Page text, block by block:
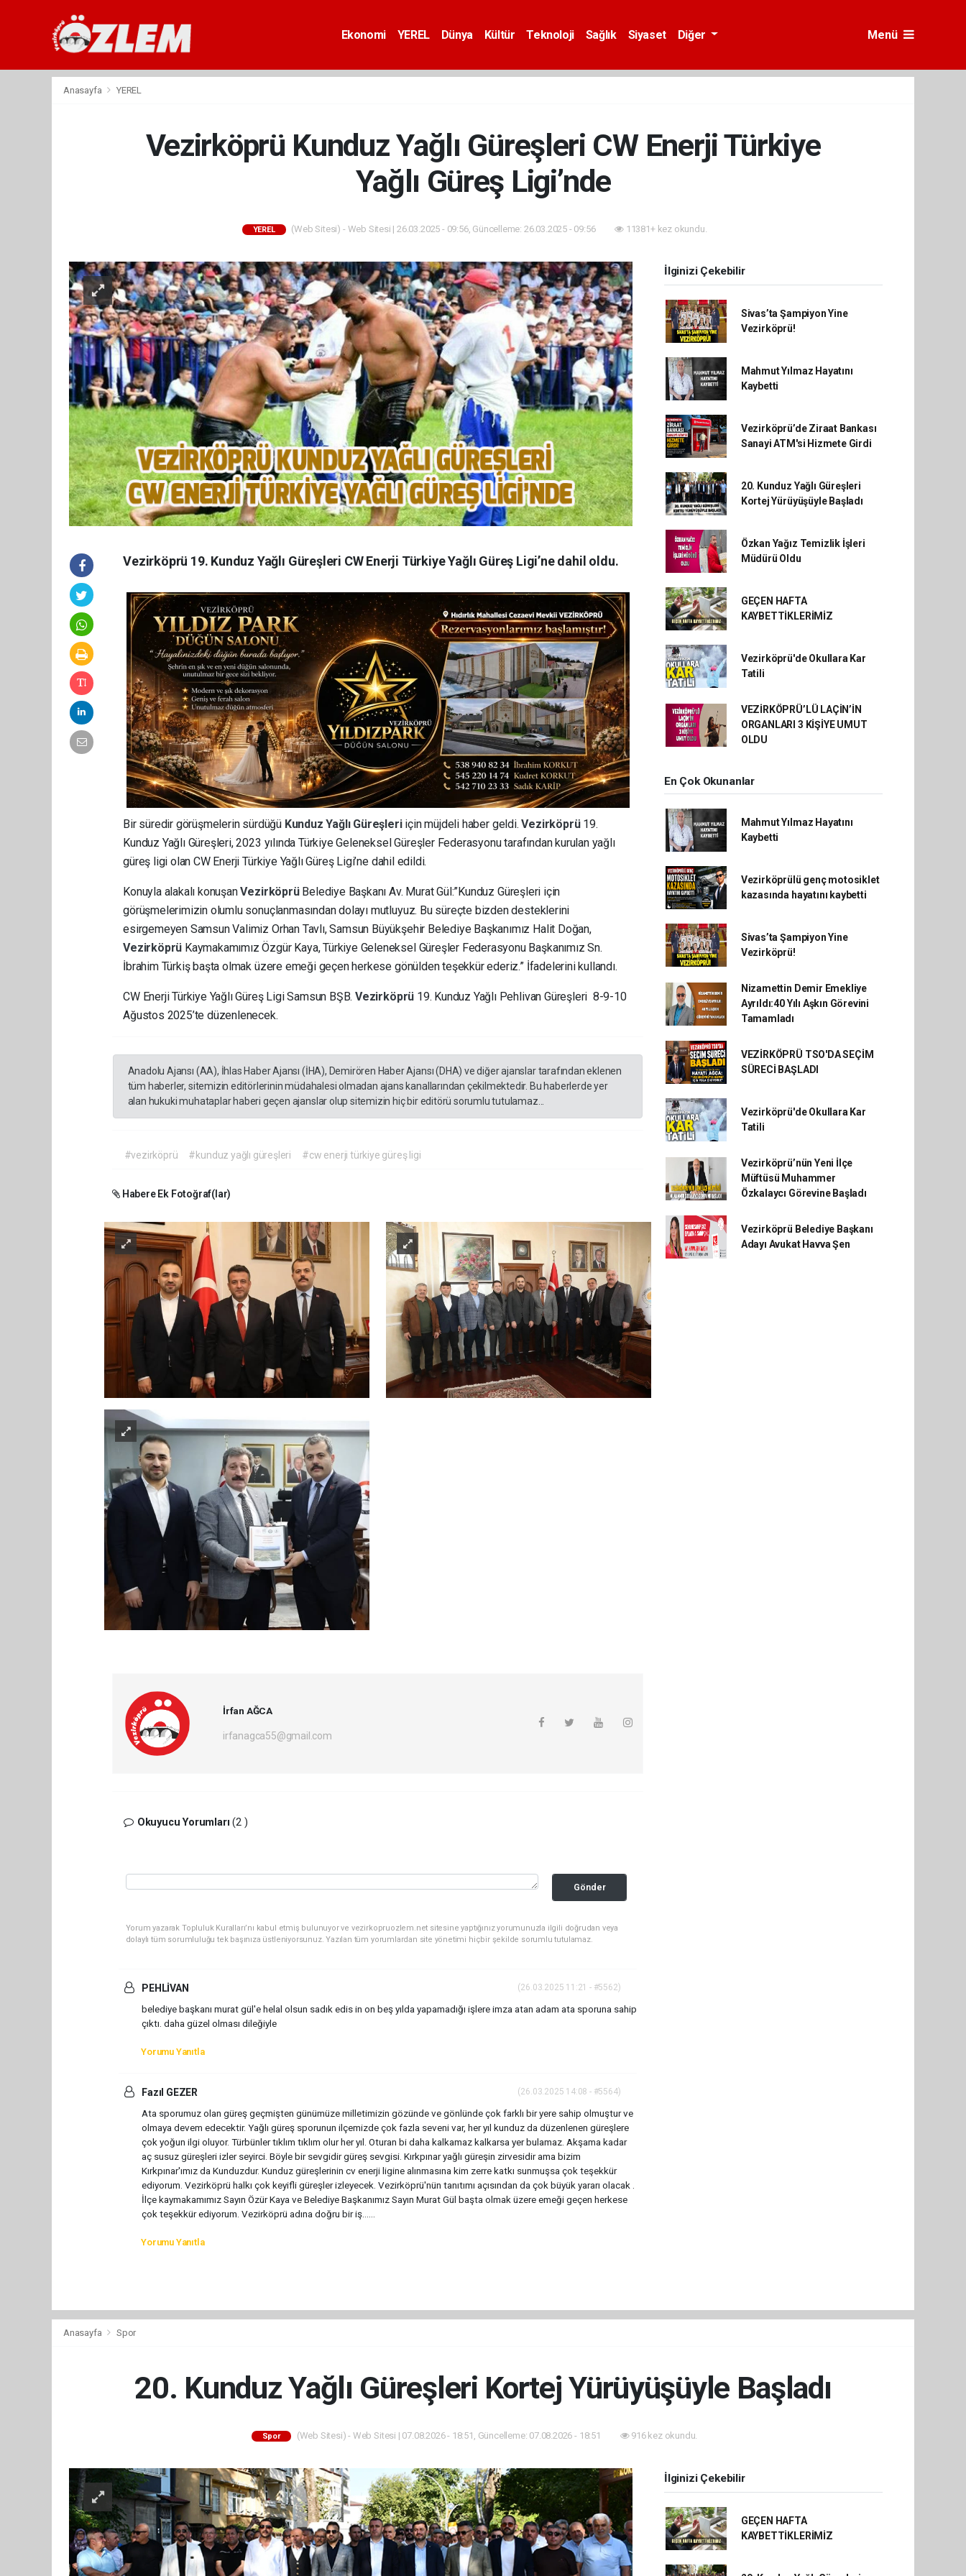
Ekonomi YEREL Dünya Kültür Teknoloji Sağlık Siyaset Diğer Menü
Anasayfa YEREL
Vezirköprü Kunduz Yağlı Güreşleri CW Enerji Türkiye
Yağlı Güreş Ligi’nde
YEREL (Web Sitesi) - Web Sitesi | 26.03.2025 - 09:56, Güncelleme: 26.03.2025 - 09:56 11381+ kez okundu.
Vezirköprü 19. Kunduz Yağlı Güreşleri CW Enerji Türkiye Yağlı Güreş Ligi’ne dahil oldu.
Bir süredir görüşmelerin sürdüğü Kunduz Yağlı Güreşleri için müjdeli haber geldi.Vezirköprü 19.
Kunduz Yağlı Güreşleri, 2023 yılında Türkiye Geleneksel Güreşler Federasyonu tarafından kurulan yağlı
güreş ligi olan CW Enerji Türkiye Yağlı Güreş Ligi’ne dahil edildi.
Konuyla alakalı konuşanVezirköprü Belediye Başkanı Av. Murat Gül:”Kunduz Güreşleri için
görüşmelerimizin olumlu sonuçlanmasından dolayı mutluyuz. Bu süreçte bizden desteklerini
esirgemeyen Samsun Valimiz Orhan Tavlı, Samsun Büyükşehir Belediye Başkanımız Halit Doğan,
Vezirköprü Kaymakamımız Özgür Kaya, Türkiye Geleneksel Güreşler Federasyonu Başkanımız Sn.
İbrahim Türkiş başta olmak üzere emeği geçen herkese gönülden teşekkür ederiz.” İfadelerini kullandı.
CW Enerji Türkiye Yağlı Güreş Ligi Samsun BŞB.Vezirköprü 19. Kunduz Yağlı Pehlivan Güreşleri 8-9-10
Ağustos 2025’te düzenlenecek.
Anadolu Ajansı (AA), İhlas Haber Ajansı (İHA), Demirören Haber Ajansı (DHA) ve diğer ajanslar tarafından eklenen
tüm haberler, sitemizin editörlerinin müdahalesi olmadan ajans kanallarından çekilmektedir. Bu haberlerde yer
alan hukuki muhataplar haberi geçen ajanslar olup sitemizin hiç bir editörü sorumlu tutulamaz...
#vezirköprü #kunduz yağlı güreşleri #cw enerji türkiye güreş ligi
Habere Ek Fotoğraf(lar)
İrfan AĞCA
irfanagca55@gmail.com
Okuyucu Yorumları(2 )
Gönder
Yorum yazarak Topluluk Kuralları’nı kabul etmiş bulunuyor ve vezirkopruozlem.net sitesine yaptığınız yorumunuzla ilgili doğrudan veya
dolaylı tüm sorumluluğu tek başınıza üstleniyorsunuz. Yazılan tüm yorumlardan site yönetimi hiçbir şekilde sorumlu tutulamaz.
PEHLİVAN (26.03.2025 11:21 - #5562)
belediye başkanı murat gül'e helal olsun sadık edis in on beş yılda yapamadığı işlere imza atan adam ata sporuna sahip
çıktı. daha güzel olması dileğiyle
Yorumu Yanıtla
Fazıl GEZER (26.03.2025 14:08 - #5564)
Ata sporumuz olan güreş geçmişten günümüze milletimizin gözünde ve gönlünde çok farklı bir yere sahip olmuştur ve
olmaya devem edecektir. Yağlı güreş sporunun ilçemizde çok fazla seveni var, her yıl kunduz da düzenlenen güreşlere
çok yoğun ilgi oluyor. Türbünler tıklım tıklım olur her yıl. Oturan bi daha kalkamaz kalkarsa yer bulamaz. Akşama kadar
aç susuz güreşleri izler seyirci. Böyle bir sevgidir güreş sevgisi. Kırkpınar yağlı güreşin zirvesidir ama bizim
Kırkpınar'ımız da Kunduzdur. Kunduz güreşlerinin cv enerji ligine alınmasına kim zerre katkı sunmuşsa çok teşekkür
ediyorum. Vezirköprü halkı çok keyifli güreşler izleyecek. Vezirköprü'nün tanıtımı açısından da çok büyük yararı olacak .
İlçe kaymakamımız Sayın Özür Kaya ve Belediye Başkanımız Sayın Murat Gül başta olmak üzere emeği geçen herkese
çok teşekkür ediyorum. Vezirköprü adına doğru bir iş......
Yorumu Yanıtla
İlginizi Çekebilir
Sivas’ta Şampiyon Yine
Vezirköprü!
Mahmut Yılmaz Hayatını
Kaybetti
Vezirköprü’de Ziraat Bankası
Sanayi ATM'si Hizmete Girdi
20. Kunduz Yağlı Güreşleri
Kortej Yürüyüşüyle Başladı
Özkan Yağız Temizlik İşleri
Müdürü Oldu
GEÇEN HAFTA
KAYBETTİKLERİMİZ
Vezirköprü'de Okullara Kar
Tatili
VEZİRKÖPRÜ’LÜ LAÇİN’İN
ORGANLARI 3 KİŞİYE UMUT
OLDU
En Çok Okunanlar
Mahmut Yılmaz Hayatını
Kaybetti
Vezirköprülü genç motosiklet
kazasında hayatını kaybetti
Sivas’ta Şampiyon Yine
Vezirköprü!
Nizamettin Demir Emekliye
Ayrıldı:40 Yılı Aşkın Görevini
Tamamladı
VEZİRKÖPRÜ TSO'DA SEÇİM
SÜRECİ BAŞLADI
Vezirköprü'de Okullara Kar
Tatili
Vezirköprü’nün Yeni İlçe
Müftüsü Muhammer
Özkalaycı Görevine Başladı
Vezirköprü Belediye Başkanı
Adayı Avukat Havva Şen
Anasayfa Spor
20. Kunduz Yağlı Güreşleri Kortej Yürüyüşüyle Başladı
Spor (Web Sitesi) - Web Sitesi | 07.08.2026 - 18:51, Güncelleme: 07.08.2026 - 18:51 916 kez okundu.
İlginizi Çekebilir
GEÇEN HAFTA
KAYBETTİKLERİMİZ